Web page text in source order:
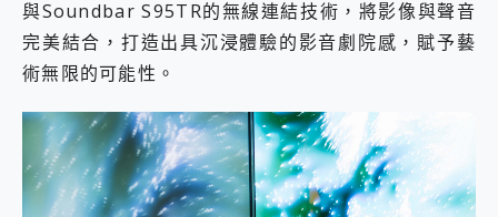
與Soundbar S95TR的無線連結技術，將影像與聲音
完美結合，打造出具沉浸體驗的影音劇院感，賦予藝
術無限的可能性。